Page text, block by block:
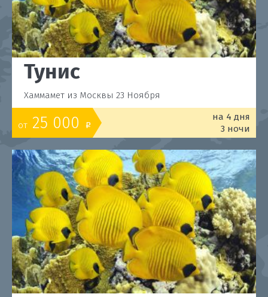
Тунис
Хаммамет из Москвы 23 Ноября
от 25 000 o
на 4 дня
3 ночи